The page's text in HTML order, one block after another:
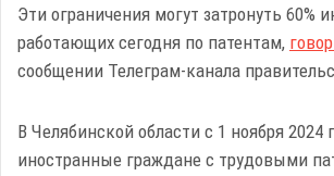
Эти ограничения могут затронуть 60%
работающих сегодня по патентам,
сообщении Телеграм-канала
В Челябинской области с 1 ноября 2024
иностранные граждане с трудовыми